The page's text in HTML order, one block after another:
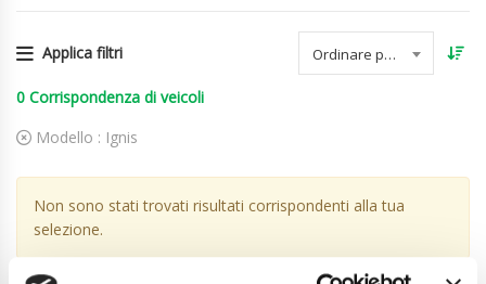
Applica filtri Ordinare per data
0 Corrispondenza di veicoli
Modello : Ignis
Non sono stati trovati risultati corrispondenti alla tua
selezione.